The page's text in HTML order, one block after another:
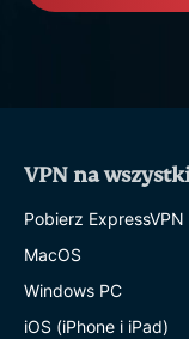
VPN na
Pobierz ExpressVPN
MacOS
Windows PC
iOS (iPhone i iPad)